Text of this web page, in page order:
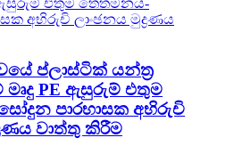
ප්ලාස්ටික් යන්ත්‍ර
මෘදු PE ඇසුරුම් එතුම
පාරභාසක අභිරුචි
වාත්තු කිරීම